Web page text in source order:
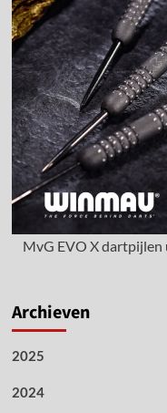
MvG EVO X
Archieven
2025
2024